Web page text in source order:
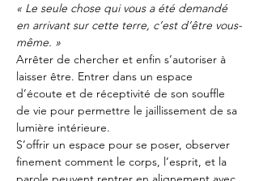
« Le seule chose qui vous a été demandé
en arrivant sur cette terre, c’est d’être vous-
même. »
Arrêter de chercher et enfin s’autoriser à
laisser être. Entrer dans un espace
d’écoute et de réceptivité de son souffle
de vie pour permettre le jaillissement de sa
lumière intérieure.
S’offrir un espace pour se poser, observer
finement comment le corps, l’esprit, et la